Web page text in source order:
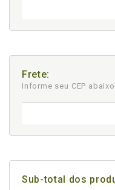
Frete:
Informe seu CEP
Sub-total dos